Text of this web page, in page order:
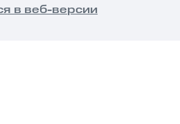
в веб-версии